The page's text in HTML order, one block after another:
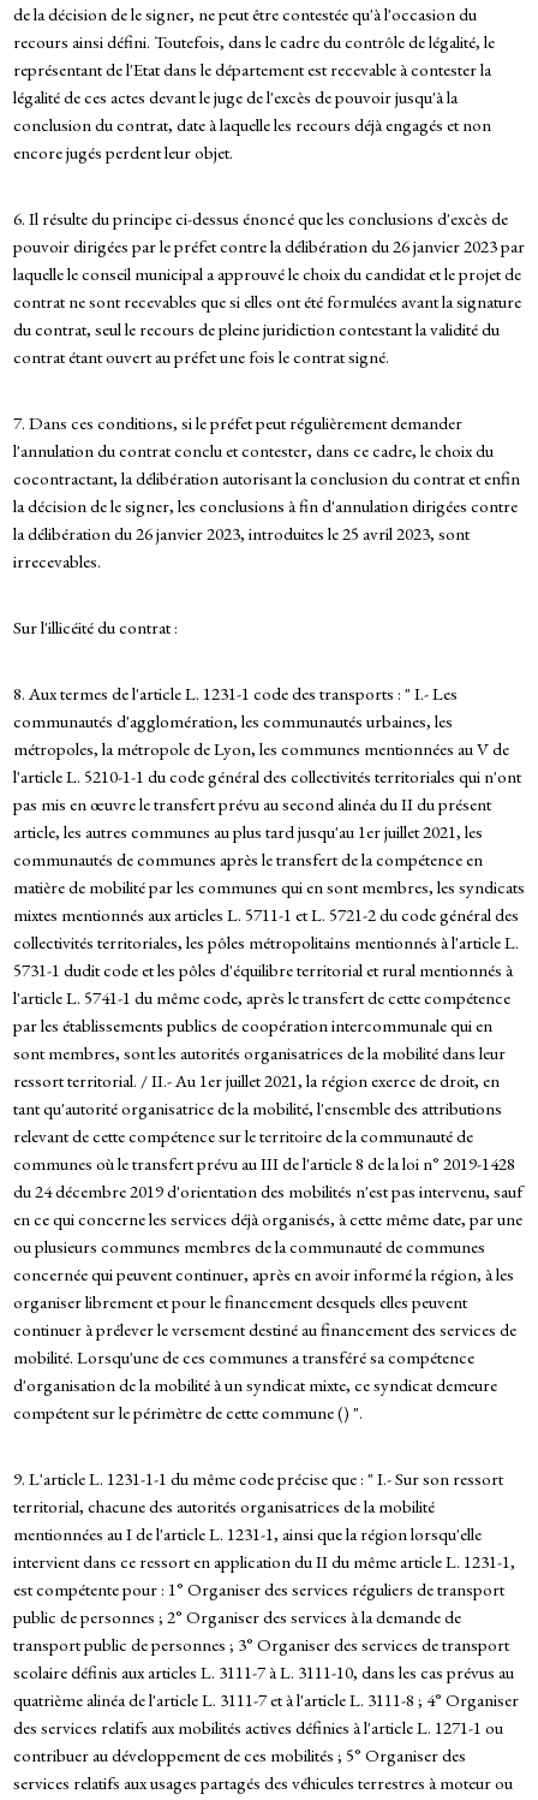
de la décision de le signer, ne peut être contestée qu'à l'occasion du
recours ainsi défini. Toutefois, dans le cadre du contrôle de légalité, le
représentant de l'Etat dans le département est recevable à contester la
légalité de ces actes devant le juge de l'excès de pouvoir jusqu'à la
conclusion du contrat, date à laquelle les recours déjà engagés et non
encore jugés perdent leur objet.
6. Il résulte du principe ci-dessus énoncé que les conclusions d'excès de
pouvoir dirigées par le préfet contre la délibération du 26 janvier 2023 par
laquelle le conseil municipal a approuvé le choix du candidat et le projet de
contrat ne sont recevables que si elles ont été formulées avant la signature
du contrat, seul le recours de pleine juridiction contestant la validité du
contrat étant ouvert au préfet une fois le contrat signé.
7. Dans ces conditions, si le préfet peut régulièrement demander
l'annulation du contrat conclu et contester, dans ce cadre, le choix du
cocontractant, la délibération autorisant la conclusion du contrat et enfin
la décision de le signer, les conclusions à fin d'annulation dirigées contre
la délibération du 26 janvier 2023, introduites le 25 avril 2023, sont
irrecevables.
Sur l'illicéité du contrat :
8. Aux termes de l'article L. 1231-1 code des transports : " I.- Les
communautés d'agglomération, les communautés urbaines, les
métropoles, la métropole de Lyon, les communes mentionnées au V de
l'article L. 5210-1-1 du code général des collectivités territoriales qui n'ont
pas mis en œuvre le transfert prévu au second alinéa du II du présent
article, les autres communes au plus tard jusqu'au 1er juillet 2021, les
communautés de communes après le transfert de la compétence en
matière de mobilité par les communes qui en sont membres, les syndicats
mixtes mentionnés aux articles L. 5711-1 et L. 5721-2 du code général des
collectivités territoriales, les pôles métropolitains mentionnés à l'article L.
5731-1 dudit code et les pôles d'équilibre territorial et rural mentionnés à
l'article L. 5741-1 du même code, après le transfert de cette compétence
par les établissements publics de coopération intercommunale qui en
sont membres, sont les autorités organisatrices de la mobilité dans leur
ressort territorial. / II.- Au 1er juillet 2021, la région exerce de droit, en
tant qu'autorité organisatrice de la mobilité, l'ensemble des attributions
relevant de cette compétence sur le territoire de la communauté de
communes où le transfert prévu au III de l'article 8 de la loi n° 2019-1428
du 24 décembre 2019 d'orientation des mobilités n'est pas intervenu, sauf
en ce qui concerne les services déjà organisés, à cette même date, par une
ou plusieurs communes membres de la communauté de communes
concernée qui peuvent continuer, après en avoir informé la région, à les
organiser librement et pour le financement desquels elles peuvent
continuer à prélever le versement destiné au financement des services de
mobilité. Lorsqu'une de ces communes a transféré sa compétence
d'organisation de la mobilité à un syndicat mixte, ce syndicat demeure
compétent sur le périmètre de cette commune () ".
9. L'article L. 1231-1-1 du même code précise que : " I.- Sur son ressort
territorial, chacune des autorités organisatrices de la mobilité
mentionnées au I de l'article L. 1231-1, ainsi que la région lorsqu'elle
intervient dans ce ressort en application du II du même article L. 1231-1,
est compétente pour : 1° Organiser des services réguliers de transport
public de personnes ; 2° Organiser des services à la demande de
transport public de personnes ; 3° Organiser des services de transport
scolaire définis aux articles L. 3111-7 à L. 3111-10, dans les cas prévus au
quatrième alinéa de l'article L. 3111-7 et à l'article L. 3111-8 ; 4° Organiser
des services relatifs aux mobilités actives définies à l'article L. 1271-1 ou
contribuer au développement de ces mobilités ; 5° Organiser des
services relatifs aux usages partagés des véhicules terrestres à moteur ou